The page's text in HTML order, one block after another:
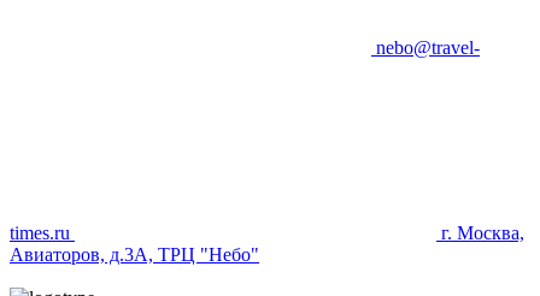
nebo@travel-
times.ru
г. Москва,
Авиаторов, д.3А, ТРЦ "Небо"